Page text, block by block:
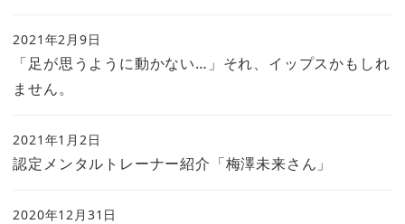
「足が思うように動かない…」それ、イップスかもしれ
ません。
2021年2月9日
認定メンタルトレーナー紹介「梅澤未来さん」
2021年1月2日
2020年12月31日